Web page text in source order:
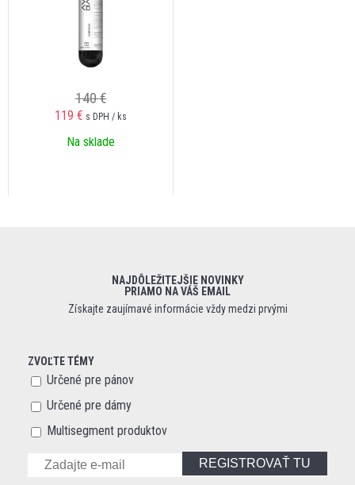
140 €
119 € s DPH / ks
Na sklade
NAJDÔLEŽITEJŠIE NOVINKY
PRIAMO NA VÁŠ EMAIL
Získajte zaujímavé informácie vždy medzi prvými
ZVOĽTE TÉMY
Určené pre pánov
Určené pre dámy
Multisegment produktov
REGISTROVAŤ TU